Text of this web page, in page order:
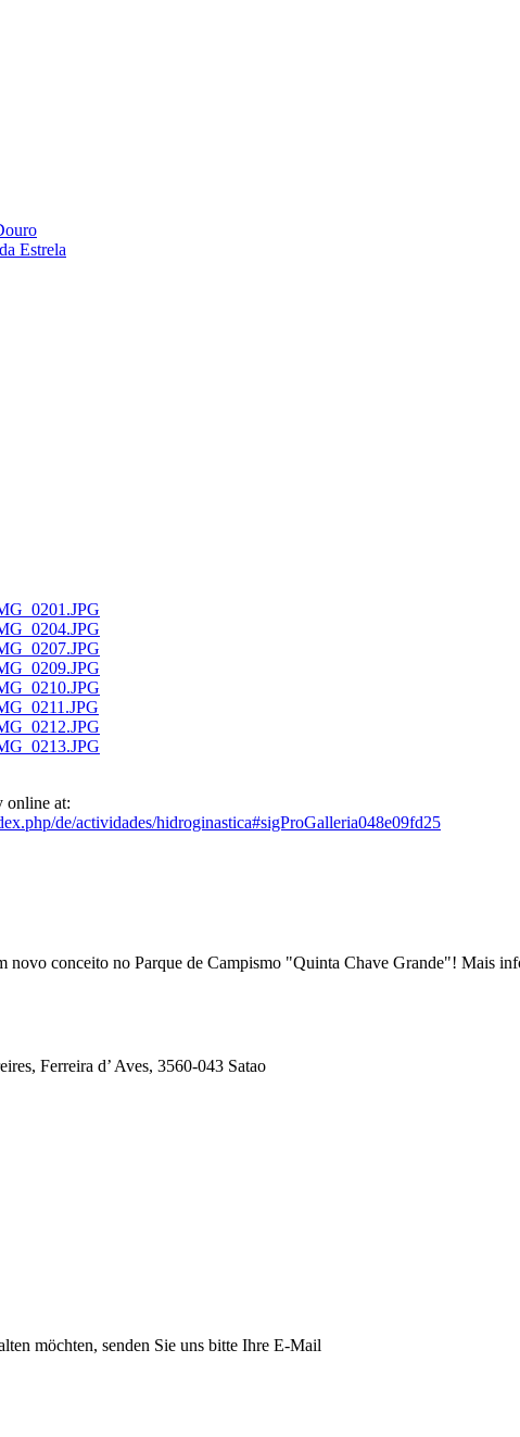
Estrela
online at:
de/actividades/hidroginastica#sigProGalleria048e09fd25
novo conceito no Parque de Campismo "Quinta Chave Grande"! Mais
Ferreira d’ Aves, 3560-043 Satao
möchten, senden Sie uns bitte Ihre E-Mail